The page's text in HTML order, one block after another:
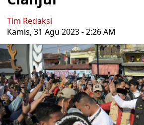
Tim Redaksi
Kamis, 31 Agu 2023 - 2:26 AM